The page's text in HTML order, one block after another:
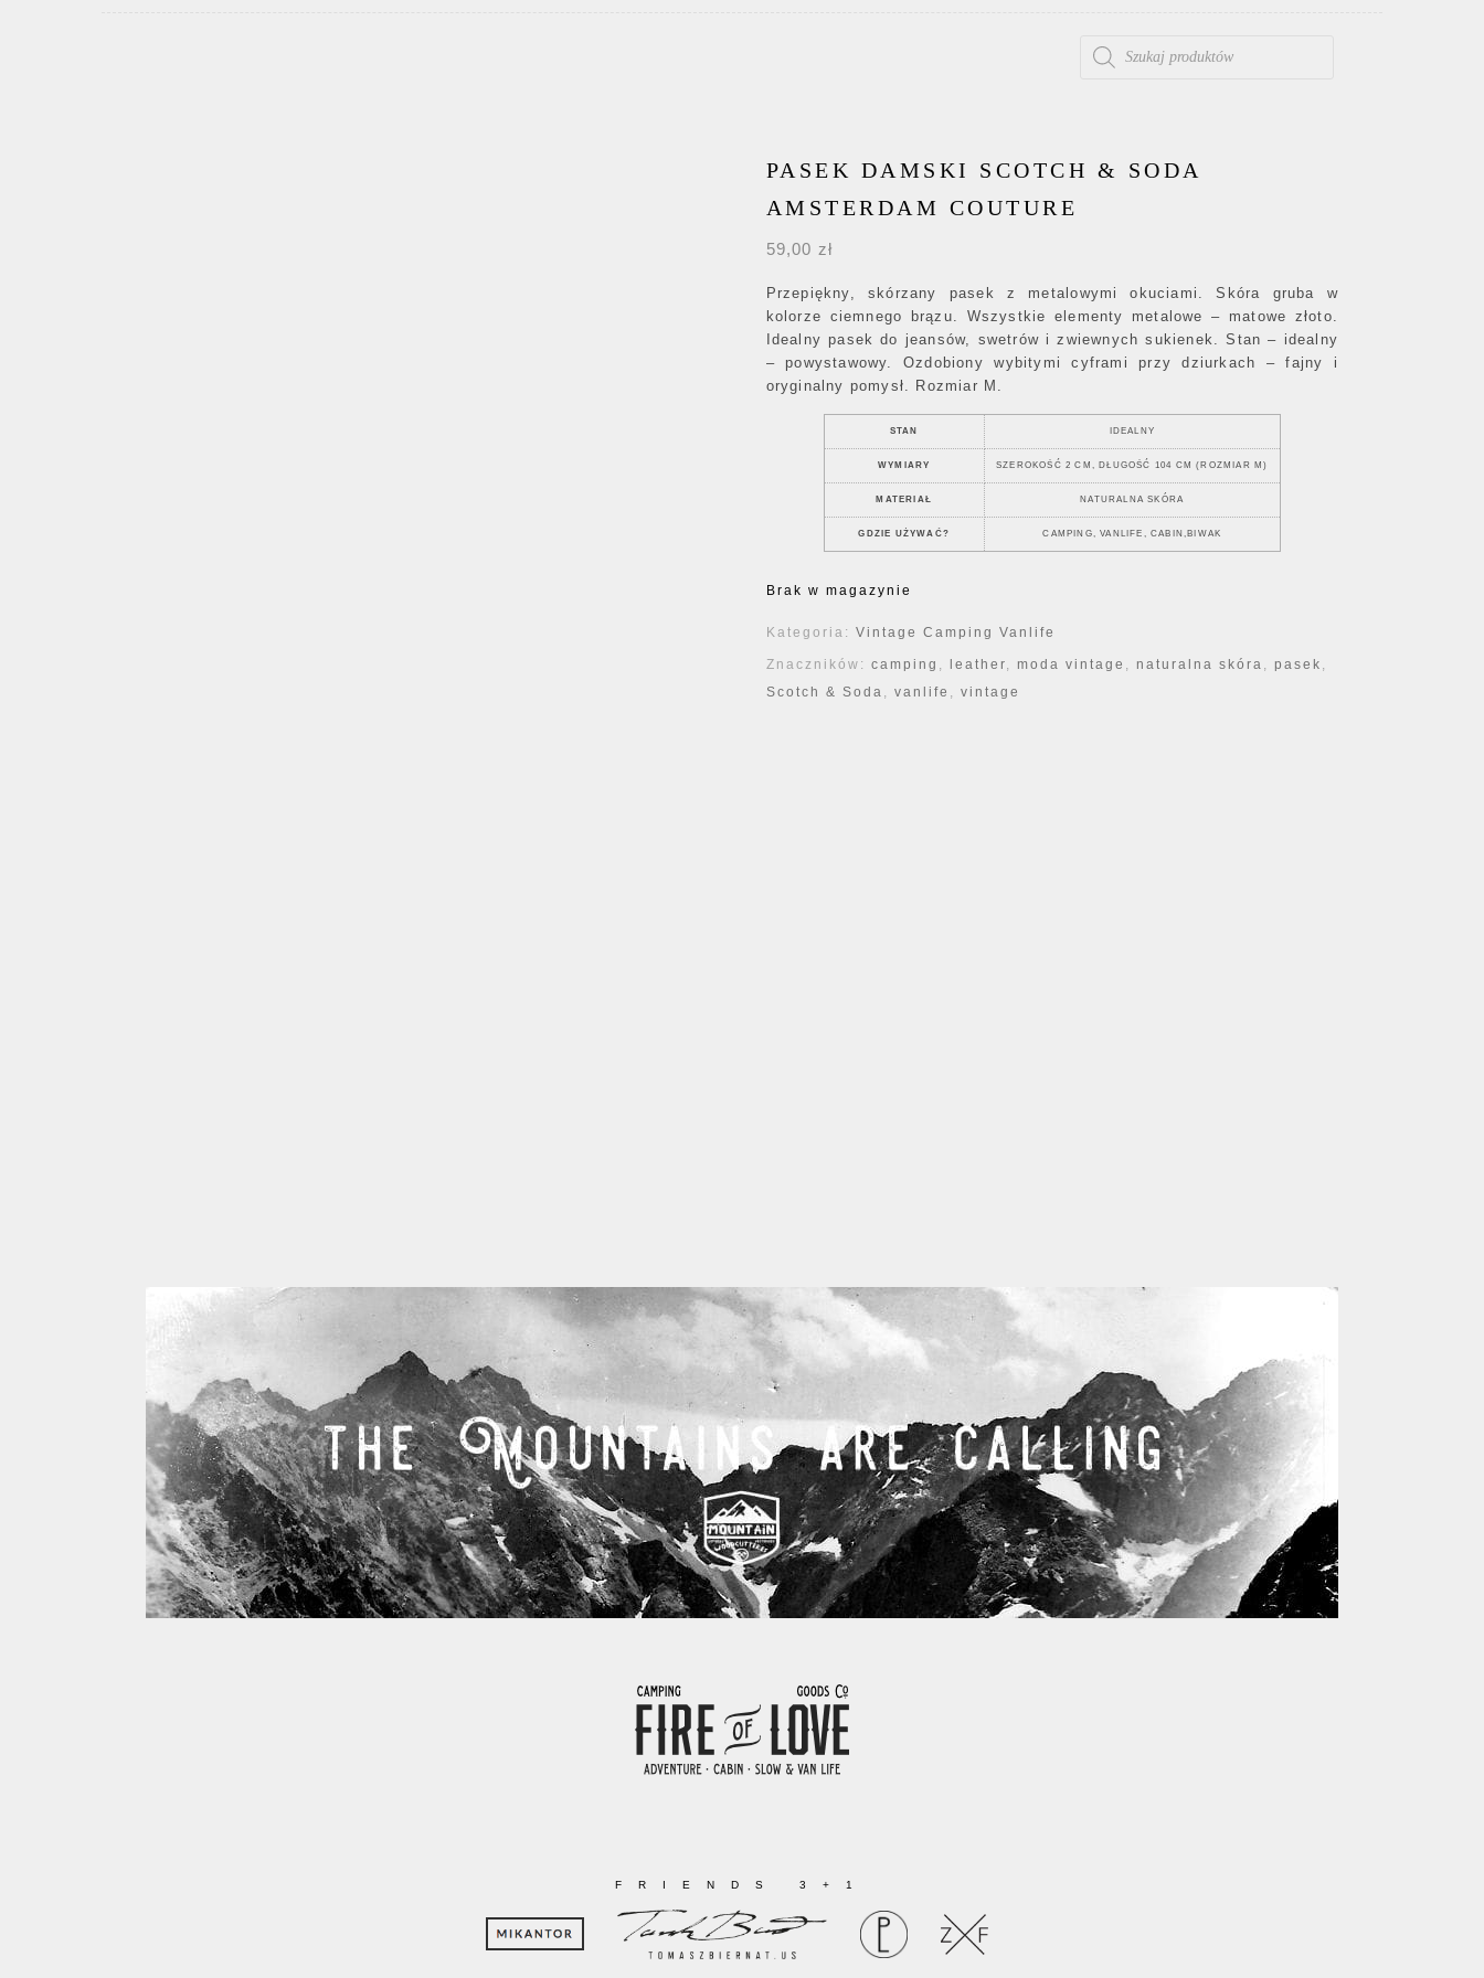
PASEK DAMSKI SCOTCH & SODA
AMSTERDAM COUTURE
59,00 zł
Przepiękny, skórzany pasek z metalowymi okuciami. Skóra gruba w
kolorze ciemnego brązu. Wszystkie elementy metalowe – matowe złoto.
Idealny pasek do jeansów, swetrów i zwiewnych sukienek. Stan – idealny
– powystawowy. Ozdobiony wybitymi cyframi przy dziurkach – fajny i
oryginalny pomysł. Rozmiar M.
STAN IDEALNY
WYMIARY SZEROKOŚĆ 2 CM, DŁUGOŚĆ 104 CM (ROZMIAR M)
MATERIAŁ NATURALNA SKÓRA
GDZIE UŻYWAĆ? CAMPING, VANLIFE, CABIN,BIWAK
Brak w magazynie
Kategoria: Vintage Camping Vanlife
Znaczników: camping , leather, moda vintage , naturalna skóra , pasek ,
Scotch & Soda , vanlife , vintage
FRIENDS 3+1